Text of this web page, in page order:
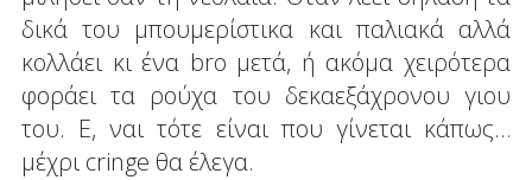
δικά του μπουμερίστικα και παλιακά αλλά
κολλάει κι ένα bro μετά, ή ακόμα χειρότερα
φοράει τα ρούχα του δεκαεξάχρονου γιου
του. Ε, ναι τότε είναι που γίνεται κάπως…
μέχρι cringe θα έλεγα.